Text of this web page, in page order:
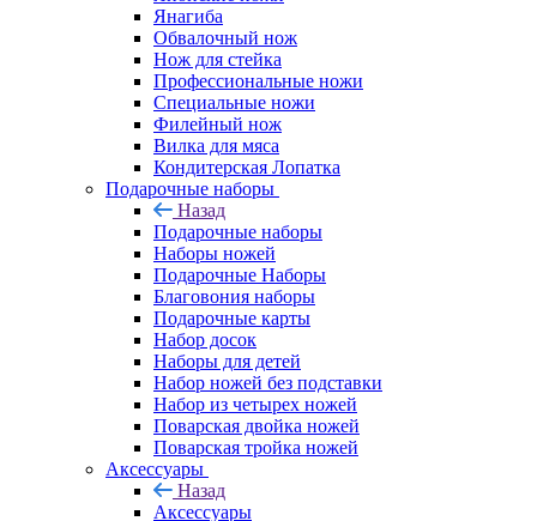
Янагиба
Обвалочный нож
Нож для стейка
Профессиональные ножи
Специальные ножи
Филейный нож
Вилка для мяса
Кондитерская Лопатка
Подарочные наборы
Назад
Подарочные наборы
Наборы ножей
Подарочные Наборы
Благовония наборы
Подарочные карты
Набор досок
Наборы для детей
Набор ножей без подставки
Набор из четырех ножей
Поварская двойка ножей
Поварская тройка ножей
Аксессуары
Назад
Аксессуары